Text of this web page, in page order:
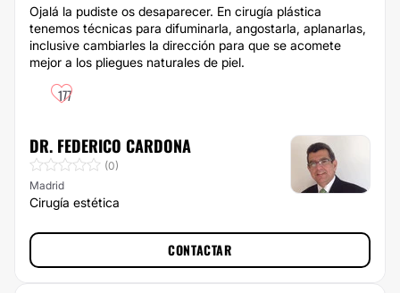
Ojalá la pudiste os desaparecer. En cirugía plástica
tenemos técnicas para difuminarla, angostarla, aplanarlas,
inclusive cambiarles la dirección para que se acomete
mejor a los pliegues naturales de piel.
177
DR. FEDERICO CARDONA
(0)
Madrid
Cirugía estética
CONTACTAR